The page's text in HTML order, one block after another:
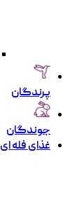
پرندگان
جوندگان
غذای فله ای